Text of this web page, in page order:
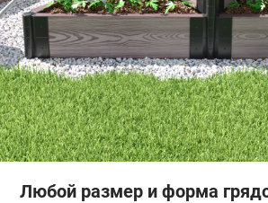
Любой размер и форма